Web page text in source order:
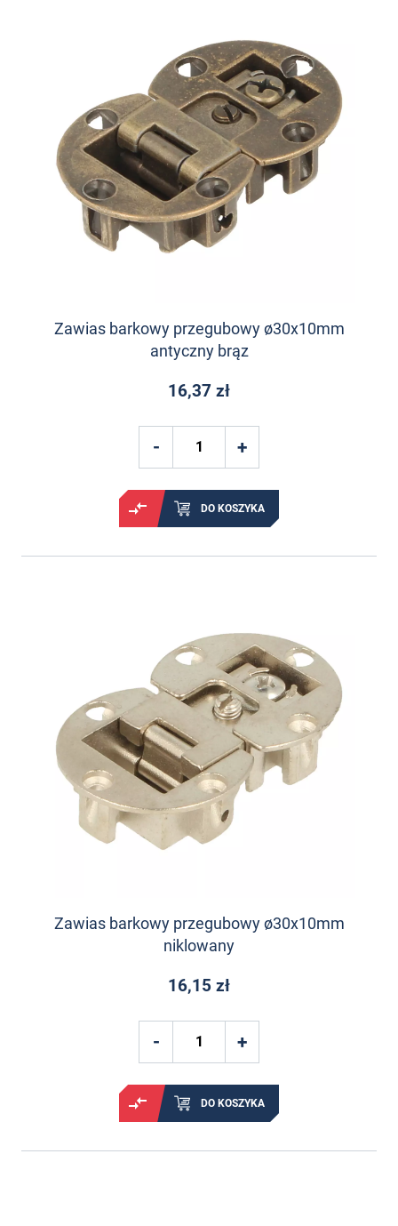
Zawias barkowy przegubowy ø30x10mm
antyczny brąz
16,37 zł
DO KOSZYKA
Zawias barkowy przegubowy ø30x10mm
niklowany
16,15 zł
DO KOSZYKA